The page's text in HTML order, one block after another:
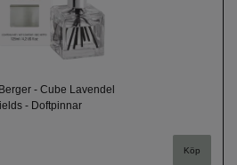
- Cube Lavendel
- Doftpinnar